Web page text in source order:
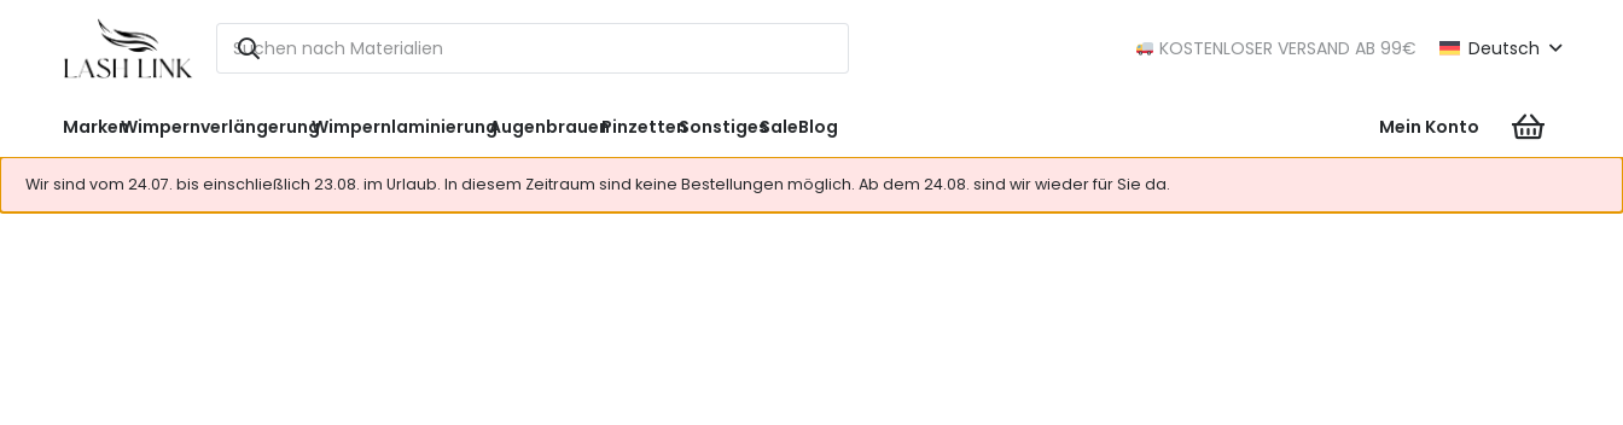
KOSTENLOSER VERSAND AB 99€ Deutsch
MarkenWimpernverlängerungWimpernlaminierungAugenbrauenPinzettenSonstigesSaleBlog Mein Konto
Wir sind vom 24.07. bis einschließlich 23.08. im Urlaub. In diesem Zeitraum sind keine Bestellungen möglich. Ab dem 24.08. sind wir wieder für Sie da.